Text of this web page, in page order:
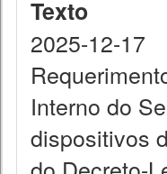
Texto
2025-12-17
Interno do
dispositivos